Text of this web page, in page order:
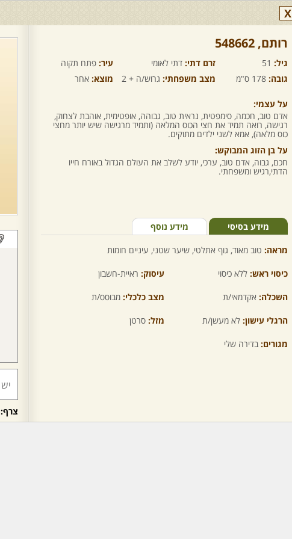
X
רותם,‏ 548662
גיל: 51 זרם דתי: דתי לאומי עיר: פתח תקוה
גובה: 178 ס"מ מצב משפחתי: גרוש/ה + 2 מוצא: אחר
על עצמי:
אדם טוב, חכמה, סימפטית, נראית טוב, גבוהה, אופטימית, אוהבת לצחוק,
רגישה, רואה תמיד את חצי הכוס המלאה (ותמיד מרגישה שיש יותר מחצי
כוס מלאה), אמא לשני ילדים מתוקים.
על בן הזוג המבוקש:
חכם, גבוה, אדם טוב, ערכי, יודע לשלב את העולם הגדול באורח חייו
הדתי,רגיש ומשפחתי.
מידע בסיסי מידע נוסף
מראה: טוב מאוד, גוף אתלטי, שיער שטני, עיניים חומות
כיסוי ראש: ללא כיסוי עיסוק: ראיית-חשבון
השכלה: אקדמאי/ת מצב כלכלי: מבוסס/ת
הרגלי עישון: לא מעשן/ת מזל: סרטן
מגורים: בדירה שלי
צרף: